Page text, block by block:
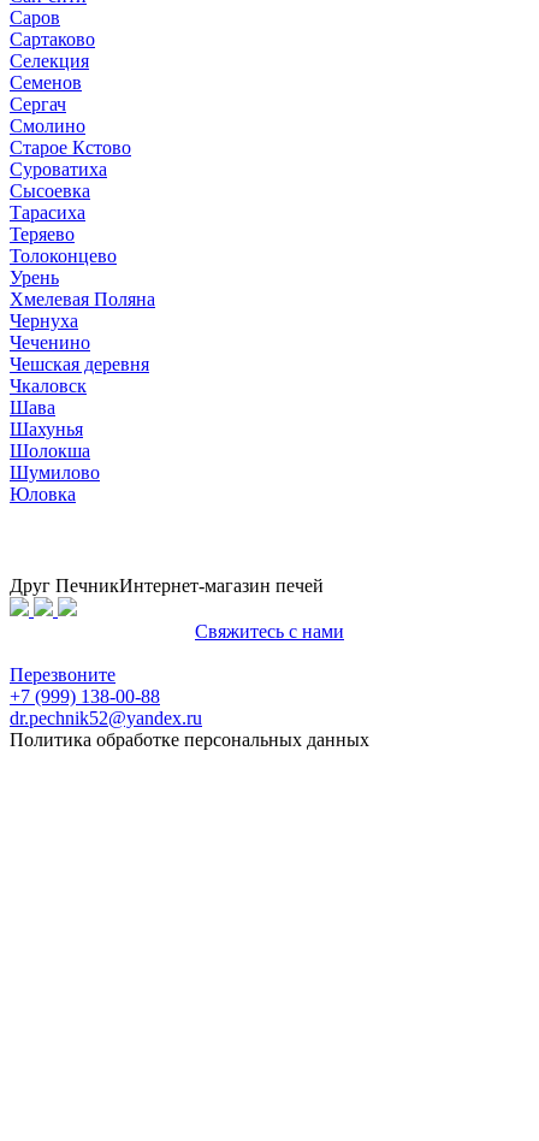
Саров
Сартаково
Селекция
Семенов
Сергач
Смолино
Старое Кстово
Суроватиха
Сысоевка
Тарасиха
Теряево
Толоконцево
Урень
Хмелевая Поляна
Чернуха
Чеченино
Чешская деревня
Чкаловск
Шава
Шахунья
Шолокша
Шумилово
Юловка
Друг ПечникИнтернет-магазин печей
Свяжитесь с нами
Перезвоните
+7 (999) 138-00-88
dr.pechnik52@yandex.ru
Политика обработке персональных данных